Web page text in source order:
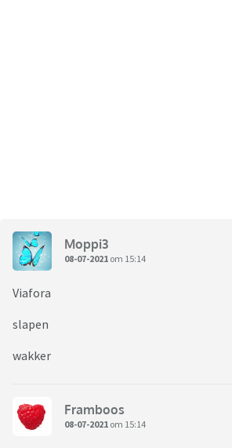
Moppi3
08-07-2021 om 15:14
Viafora
slapen
wakker
Framboos
08-07-2021 om 15:14